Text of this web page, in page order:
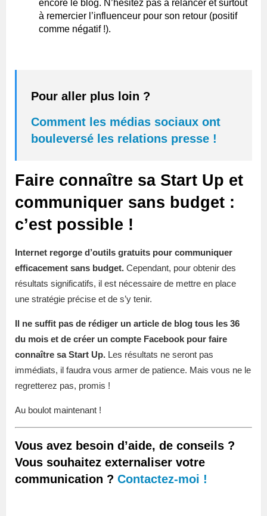
encore le blog. N’hésitez pas à relancer et surtout
à remercier l’influenceur pour son retour (positif
comme négatif !).
Pour aller plus loin ?
Comment les médias sociaux ont
bouleversé les relations presse !
Faire connaître sa Start Up et
communiquer sans budget :
c’est possible !
Internet regorge d’outils gratuits pour communiquer
efficacement sans budget. Cependant, pour obtenir des
résultats significatifs, il est nécessaire de mettre en place
une stratégie précise et de s’y tenir.
Il ne suffit pas de rédiger un article de blog tous les 36
du mois et de créer un compte Facebook pour faire
connaître sa Start Up. Les résultats ne seront pas
immédiats, il faudra vous armer de patience. Mais vous ne le
regretterez pas, promis !
Au boulot maintenant !
Vous avez besoin d’aide, de conseils ?
Vous souhaitez externaliser votre
communication ? Contactez-moi !